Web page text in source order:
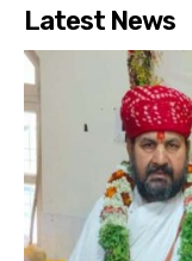
Latest News